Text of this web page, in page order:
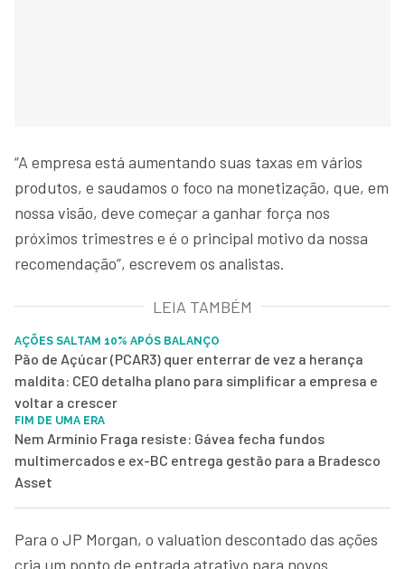
“A empresa está aumentando suas taxas em vários
produtos, e saudamos o foco na monetização, que, em
nossa visão, deve começar a ganhar força nos
próximos trimestres e é o principal motivo da nossa
recomendação”, escrevem os analistas.
LEIA TAMBÉM
AÇÕES SALTAM 10% APÓS BALANÇO
Pão de Açúcar (PCAR3) quer enterrar de vez a herança
maldita: CEO detalha plano para simplificar a empresa e
voltar a crescer
FIM DE UMA ERA
Nem Armínio Fraga resiste: Gávea fecha fundos
multimercados e ex-BC entrega gestão para a Bradesco
Asset
Para o JP Morgan, o valuation descontado das ações
cria um ponto de entrada atrativo para novos